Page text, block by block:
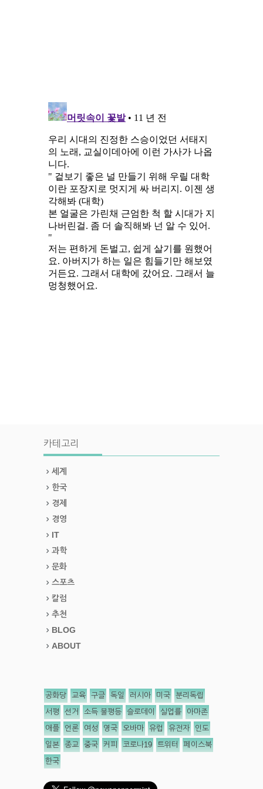
카테고리
세계
한국
경제
경영
IT
과학
문화
스포츠
칼럼
추천
BLOG
ABOUT
공화당 교육 구글 독일 러시아 미국 분리독립
서평 선거 소득 불평등 슬로데이 실업률 아마존
애플 언론 여성 영국 오바마 유럽 유전자 인도
일본 종교 중국 커피 코로나19 트위터 페이스북
한국